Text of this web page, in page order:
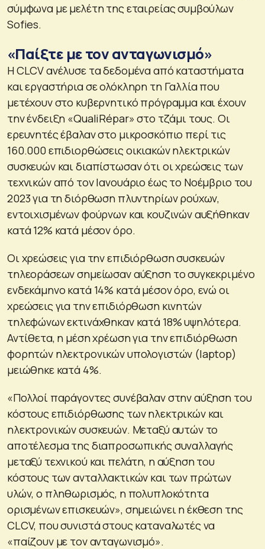
σύμφωνα με μελέτη της εταιρείας συμβούλων
Sofies.
«Παίξτε με τον ανταγωνισμό»
Η CLCV ανέλυσε τα δεδομένα από καταστήματα
και εργαστήρια σε ολόκληρη τη Γαλλία που
μετέχουν στο κυβερνητικό πρόγραμμα και έχουν
την ένδειξη «QualiRépar» στο τζάμι τους. Οι
ερευνητές έβαλαν στο μικροσκόπιο περί τις
160.000 επιδιορθώσεις οικιακών ηλεκτρικών
συσκευών και διαπίστωσαν ότι οι χρεώσεις των
τεχνικών από τον Ιανουάριο έως το Νοέμβριο του
2023 για τη διόρθωση πλυντηρίων ρούχων,
εντοιχισμένων φούρνων και κουζινών αυξήθηκαν
κατά 12% κατά μέσον όρο.
Οι χρεώσεις για την επιδιόρθωση συσκευών
τηλεοράσεων σημείωσαν αύξηση το συγκεκριμένο
ενδεκάμηνο κατά 14% κατά μέσον όρο, ενώ οι
χρεώσεις για την επιδιόρθωση κινητών
τηλεφώνων εκτινάχθηκαν κατά 18% υψηλότερα.
Αντίθετα, η μέση χρέωση για την επιδιόρθωση
φορητών ηλεκτρονικών υπολογιστών (laptop)
μειώθηκε κατά 4%.
«Πολλοί παράγοντες συνέβαλαν στην αύξηση του
κόστους επιδιόρθωσης των ηλεκτρικών και
ηλεκτρονικών συσκευών. Μεταξύ αυτών το
αποτέλεσμα της διαπροσωπικής συναλλαγής
μεταξύ τεχνικού και πελάτη, η αύξηση του
κόστους των ανταλλακτικών και των πρώτων
υλών, ο πληθωρισμός, η πολυπλοκότητα
ορισμένων επισκευών», σημειώνει η έκθεση της
CLCV, που συνιστά στους καταναλωτές να
«παίζουν με τον ανταγωνισμό».